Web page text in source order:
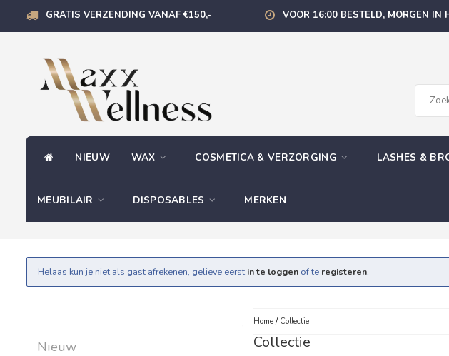
GRATIS VERZENDING VANAF €150,- VOOR 16:00 BESTELD, MORGEN IN
NIEUW WAX COSMETICA & VERZORGING LASHES &
MEUBILAIR DISPOSABLES MERKEN
Helaas kun je niet als gast afrekenen, gelieve eerst in te loggen of te registeren.
Nieuw
Home/ Collectie
Collectie